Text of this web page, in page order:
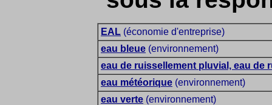
EAL (économie d'entreprise)
eau bleue (environnement)
eau de ruissellement pluvial, eau de
eau météorique (environnement)
eau verte (environnement)